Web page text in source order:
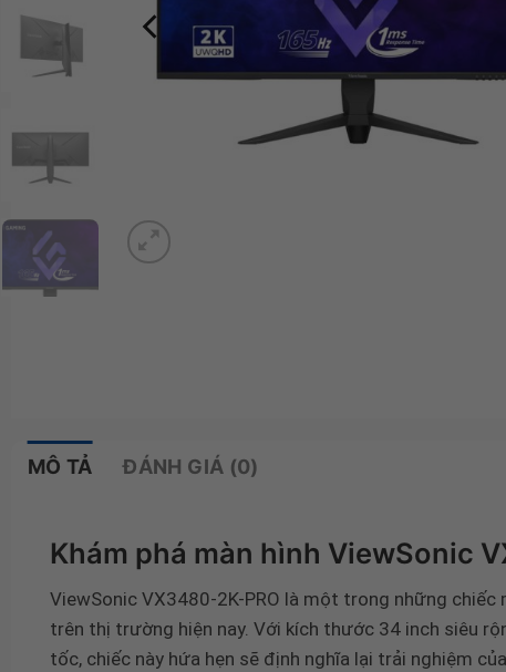
MÔ TẢ ĐÁNH GIÁ (0)
Khám phá màn hình ViewSonic
ViewSonic VX3480-2K-PRO là một trong những
trên thị trường hiện nay. Với kích thước 34 inch siêu
tốc, chiếc này hứa hẹn sẽ định nghĩa lại trải nghiệm